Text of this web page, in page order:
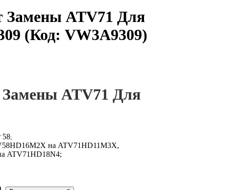
Замены ATV71 Для
(Код: VW3A9309)
Замены ATV71 Для
58;
на ATV71HD11M3X,
ATV71HD18N4;